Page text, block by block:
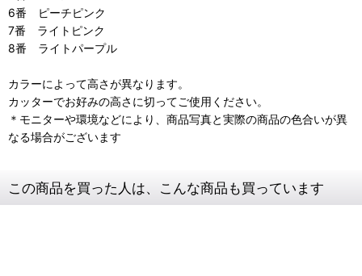
6番 ピーチピンク
7番 ライトピンク
8番 ライトパープル
カラーによって高さが異なります。
カッターでお好みの高さに切ってご使用ください。
＊モニターや環境などにより、商品写真と実際の商品の色合いが異
なる場合がございます
この商品を買った人は、こんな商品も買っています